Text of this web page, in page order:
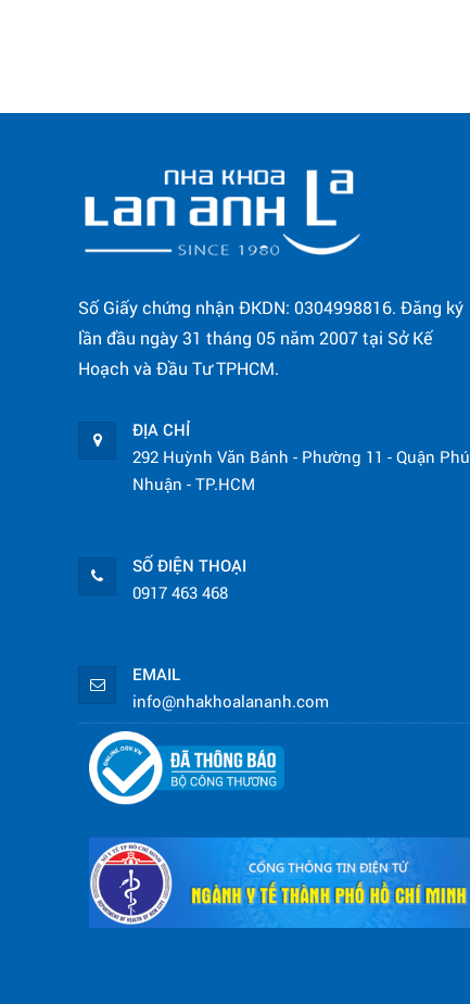
Số Giấy chứng nhận ĐKDN: 0304998816. Đăng ký
lần đầu ngày 31 tháng 05 năm 2007 tại Sở Kế
Hoạch và Đầu Tư TPHCM.
ĐỊA CHỈ
292 Huỳnh Văn Bánh - Phường 11 - Quận Phú
Nhuận - TP.HCM
SỐ ĐIỆN THOẠI
0917 463 468
EMAIL
info@nhakhoalananh.com